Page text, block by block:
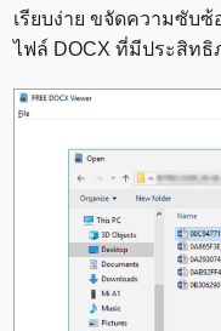
เรียบง่าย ขจัดความซับ
ไฟล์ DOCX ที่มีประสิท